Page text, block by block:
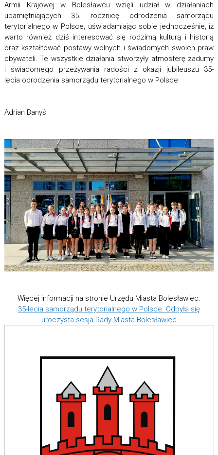
Armii Krajowej w Bolesławcu wzięli udział w działaniach
upamiętniających 35. rocznicę odrodzenia samorządu
terytorialnego w Polsce, uświadamiając sobie jednocześnie, iż
warto również dziś interesować się rodzimą kulturą i historią
oraz kształtować postawy wolnych i świadomych swoich praw
obywateli. Te wszystkie działania stworzyły atmosferę zadumy
i świadomego przeżywania radości z okazji jubileuszu 35-
lecia odrodzenia samorządu terytorialnego w Polsce.
Adrian Banyś
Więcej informacji na stronie Urzędu Miasta Bolesławiec:
35-lecia samorządu terytorialnego w Polsce. Odbyła się
uroczysta sesja Rady Miasta Bolesławiec